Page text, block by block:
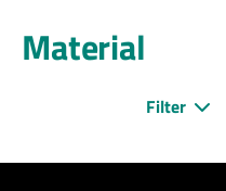
Material
Filter